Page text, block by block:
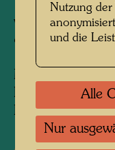
Venedig /
920 mm x 600
Mixed media:
Eitempera auf
Polyvinyl; mit
Nutzung der
und die
Alle
Nur